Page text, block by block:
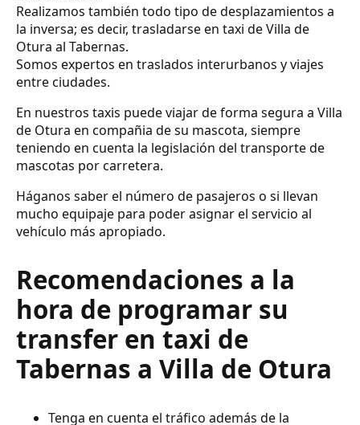
Realizamos también todo tipo de desplazamientos a
la inversa; es decir, trasladarse en taxi de Villa de
Otura al Tabernas.
Somos expertos en traslados interurbanos y viajes
entre ciudades.
En nuestros taxis puede viajar de forma segura a Villa
de Otura en compañia de su mascota, siempre
teniendo en cuenta la legislación del transporte de
mascotas por carretera.
Háganos saber el número de pasajeros o si llevan
mucho equipaje para poder asignar el servicio al
vehículo más apropiado.
Recomendaciones a la
hora de programar su
transfer en taxi de
Tabernas a Villa de Otura
Tenga en cuenta el tráfico además de la